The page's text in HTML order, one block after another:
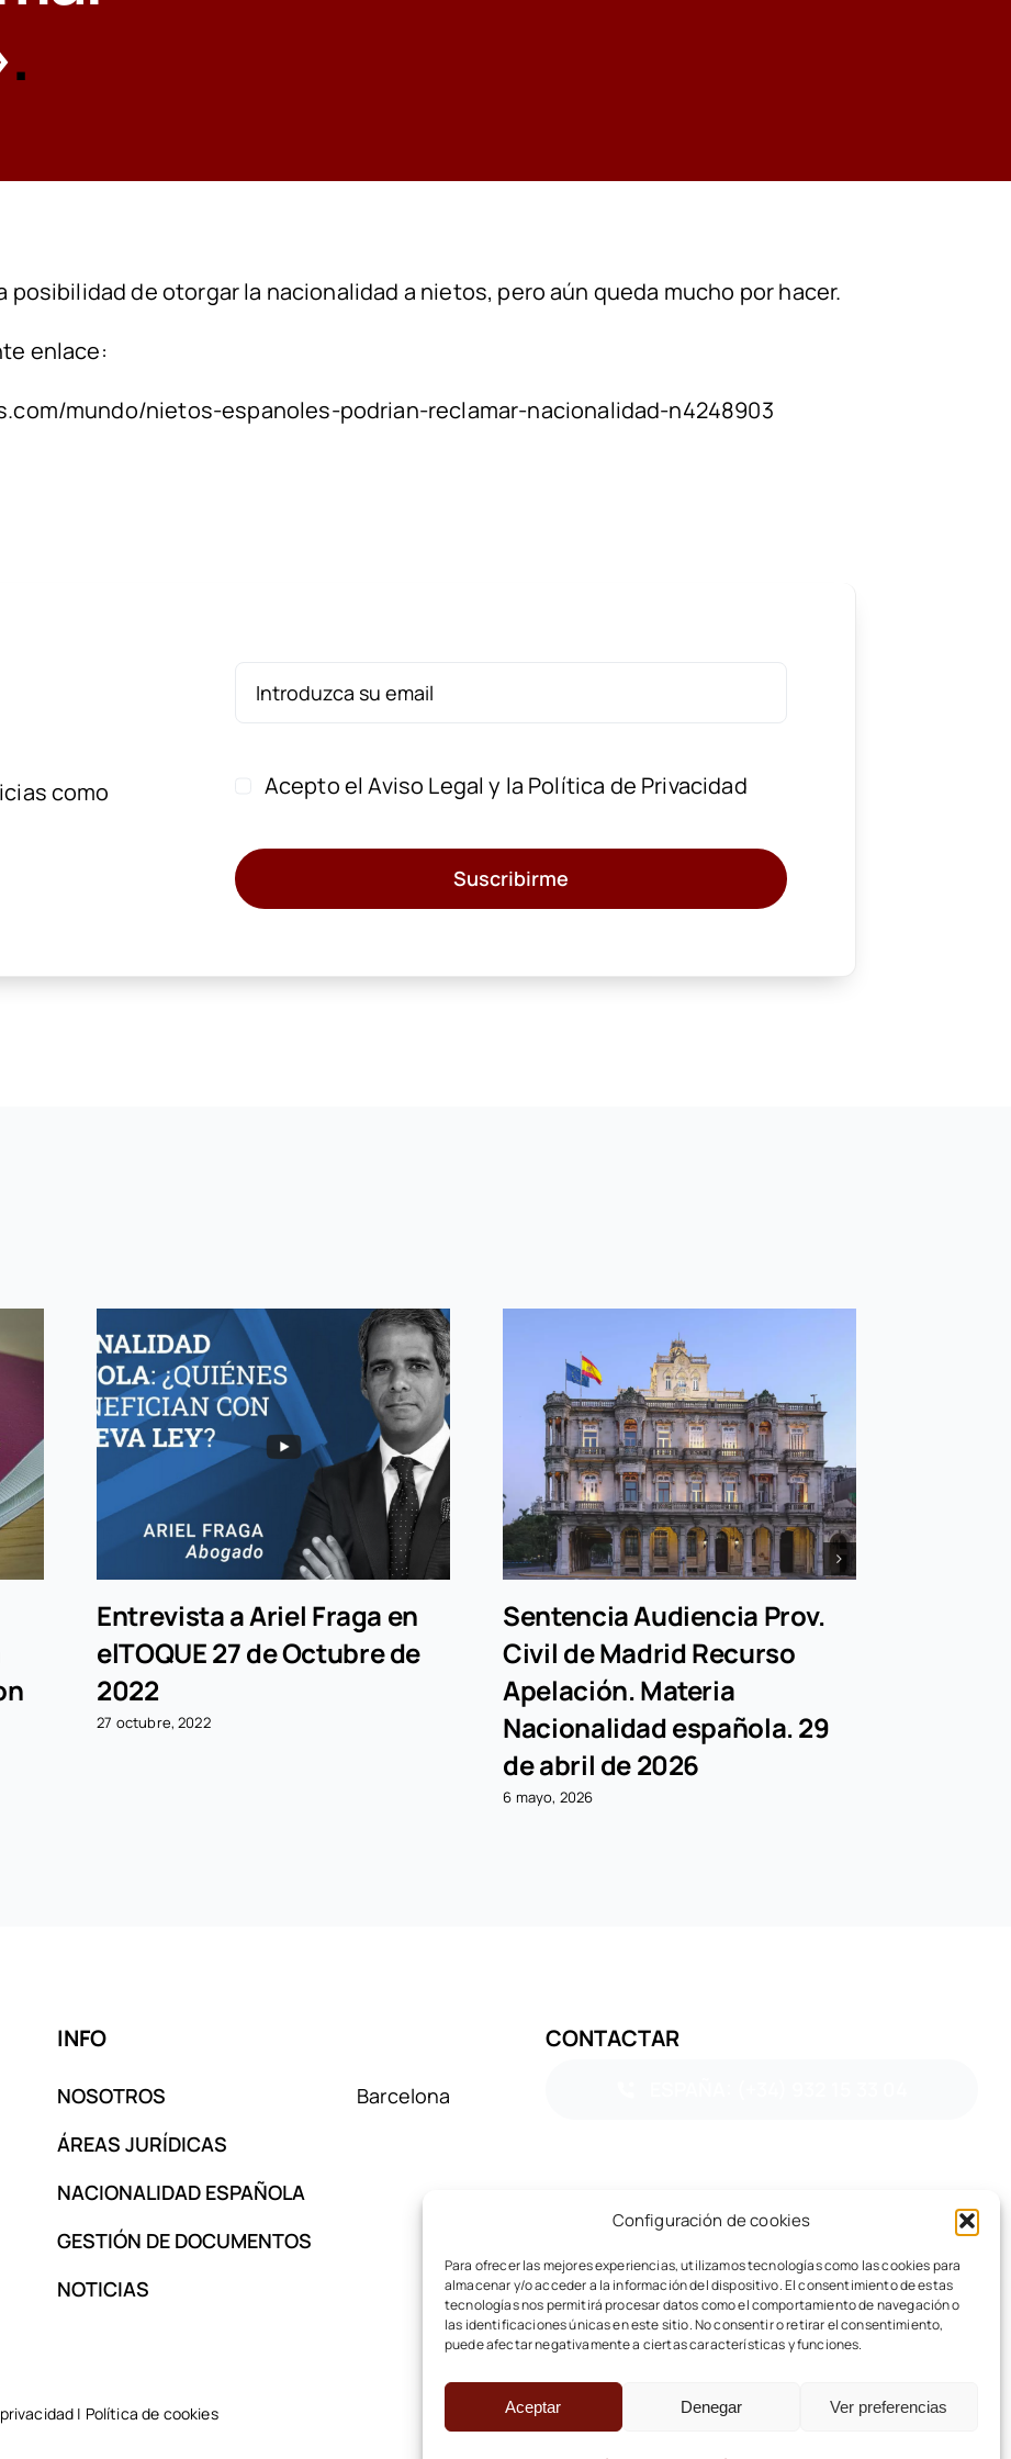
Configuración de cookies
Para ofrecer las mejores experiencias, utilizamos tecnologías como las cookies para
almacenar y/o acceder a la información del dispositivo. El consentimiento de estas
tecnologías nos permitirá procesar datos como el comportamiento de navegación o
las identificaciones únicas en este sitio. No consentir o retirar el consentimiento,
puede afectar negativamente a ciertas características y funciones.
Aceptar Denegar Ver preferencias
.
posibilidad de otorgar la nacionalidad a nietos, pero aún queda mucho por hacer.
enlace:
mundo/nietos-espanoles-podrian-reclamar-nacionalidad-n4248903
como
Acepto elAviso Legal y la Política de Privacidad
Suscribirme
Entrevista a Ariel Fraga en
elTOQUE 27 de Octubre de
2022
27 octubre, 2022
Sentencia Audiencia Prov.
Civil de Madrid Recurso
Apelación. Materia
Nacionalidad española. 29
de abril de 2026
6 mayo, 2026
INFO
NOSOTROS
ÁREAS JURÍDICAS
NACIONALIDAD ESPAÑOLA
GESTIÓN DE DOCUMENTOS
NOTICIAS
Barcelona
CONTACTAR
| Política de cookies Subir